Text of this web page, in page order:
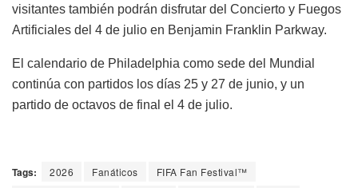
visitantes también podrán disfrutar del Concierto y Fuegos
Artificiales del 4 de julio en Benjamin Franklin Parkway.
El calendario de Philadelphia como sede del Mundial
continúa con partidos los días 25 y 27 de junio, y un
partido de octavos de final el 4 de julio.
Tags: 2026 Fanáticos
FIFA Fan Festival™